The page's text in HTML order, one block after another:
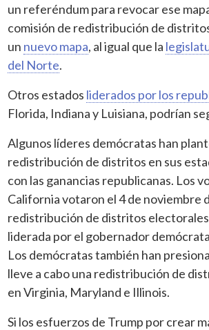
un referéndum para revocar ese
comisión de redistribución de
un nuevo mapa, al igual que la
del Norte.
Otros estados liderados por los
Florida, Indiana y Luisiana, podrían
Algunos líderes demócratas han
redistribución de distritos en sus
con las ganancias republicanas. Los
California votaron el 4 de noviembre
redistribución de distritos
liderada por el gobernador
Los demócratas también han
lleve a cabo una redistribución de
en Virginia, Maryland e Illinois.
Si los esfuerzos de Trump por crear